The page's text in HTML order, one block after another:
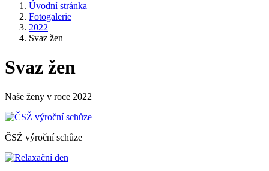
Úvodní stránka
Fotogalerie
2022
Svaz žen
Svaz žen
Naše ženy v roce 2022
ČSŽ výroční schůze